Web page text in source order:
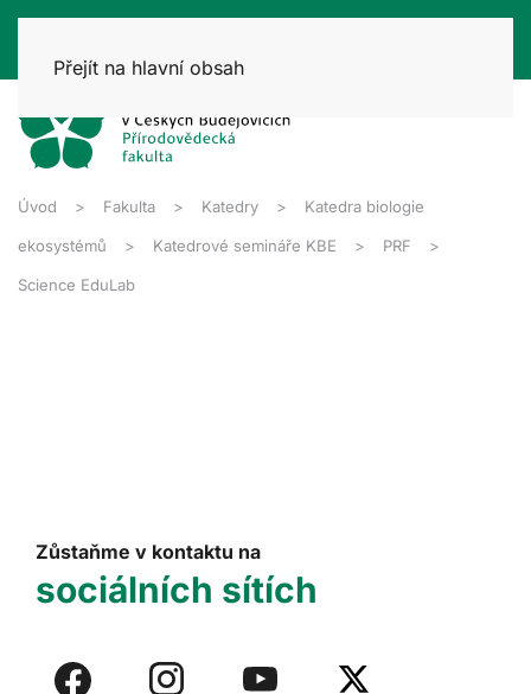
Přejít na hlavní obsah
Úvod Fakulta Katedry Katedra biologie
ekosystémů Katedrové semináře KBE PRF
Science EduLab
Zůstaňme v kontaktu na
sociálních sítích